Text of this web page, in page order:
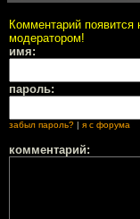
Комментарий появится
модератором!
имя:
пароль:
забыл пароль? | я с форума
комментарий: